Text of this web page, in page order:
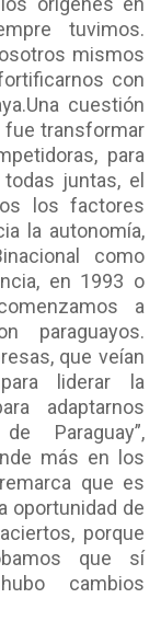
tuvimos.
mismos
con
Una cuestión
fue transformar
para
juntas, el
los factores
la autonomía,
como
en 1993 o
a
paraguayos.
que veían
liderar la
adaptarnos
Paraguay”,
más en los
que es
oportunidad de
porque
que sí
cambios